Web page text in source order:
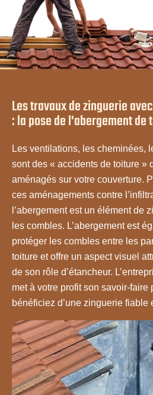
Les travaux de zinguerie
: la pose de l'abergement de
Les ventilations, les cheminées,
sont des « accidents de toiture »
aménagés sur votre couverture.
ces aménagements contre
l’abergement est un élément de
les combles. L’abergement est
protéger les combles entre les
toiture et offre un aspect visuel
de son rôle d’étancheur.
met à votre profit son savoir-faire
bénéficiez d’une zinguerie fiable